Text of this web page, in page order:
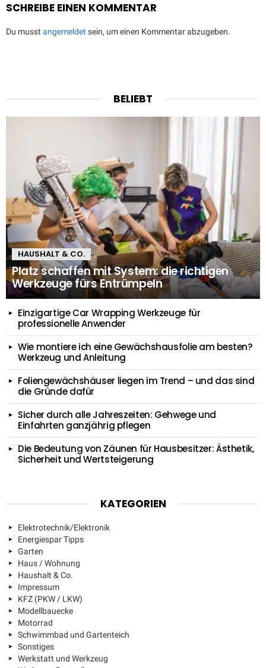
SCHREIBE EINEN KOMMENTAR
Du musst angemeldet sein, um einen Kommentar abzugeben.
BELIEBT
HAUSHALT & CO.
Platz schaffen mit System: die richtigen
Werkzeuge fürs Entrümpeln
Einzigartige Car Wrapping Werkzeuge für
professionelle Anwender
Wie montiere ich eine Gewächshausfolie am besten?
Werkzeug und Anleitung
Foliengewächshäuser liegen im Trend – und das sind
die Gründe dafür
Sicher durch alle Jahreszeiten: Gehwege und
Einfahrten ganzjährig pflegen
Die Bedeutung von Zäunen für Hausbesitzer: Ästhetik,
Sicherheit und Wertsteigerung
KATEGORIEN
Elektrotechnik/Elektronik
Energiespar Tipps
Garten
Haus / Wohnung
Haushalt & Co.
Impressum
KFZ (PKW / LKW)
Modellbauecke
Motorrad
Schwimmbad und Gartenteich
Sonstiges
Werkstatt und Werkzeug